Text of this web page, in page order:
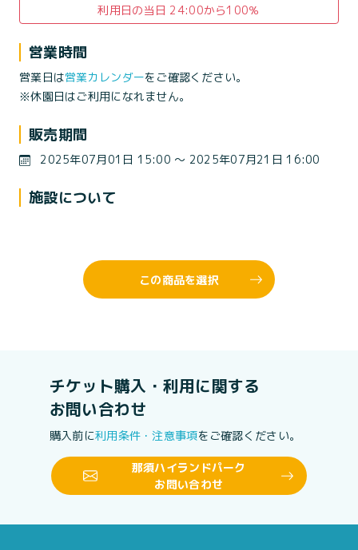
利用日の当日 24:00から100％
営業時間
営業日は営業カレンダーをご確認ください。
※休園日はご利用になれません。
販売期間
2025年07月01日 15:00 〜 2025年07月21日 16:00
施設について
この商品を選択
チケット購入・利用に関する
お問い合わせ
購入前に利用条件・注意事項をご確認ください。
那須ハイランドパーク
お問い合わせ